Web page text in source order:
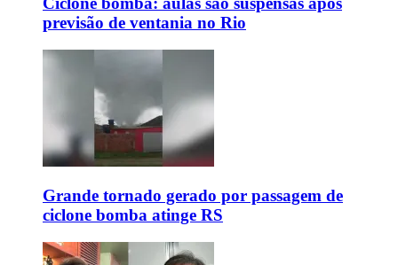
previsão de ventania no Rio
Grande tornado gerado por passagem de
ciclone bomba atinge RS